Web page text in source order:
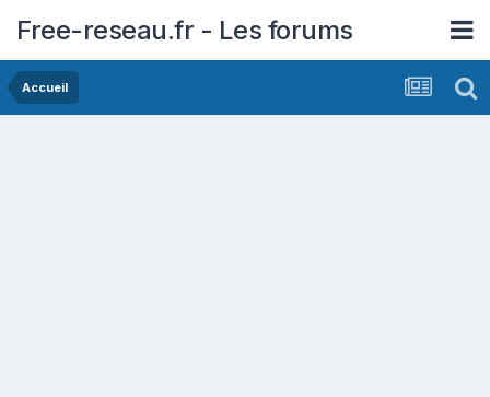
Free-reseau.fr - Les forums
Accueil